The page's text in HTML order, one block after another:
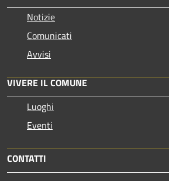
Notizie
Comunicati
Avvisi
VIVERE IL COMUNE
Luoghi
Eventi
CONTATTI